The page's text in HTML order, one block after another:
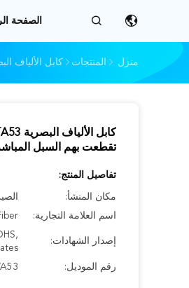
الصفحة
منزل المنتجات كابل الألياف
تقطعت بهم السبل
تفاصيل المنتج:
مكان المنشأ:
اسم العلامة التجارية:
إصدار الشهادات:
رقم الموديل: